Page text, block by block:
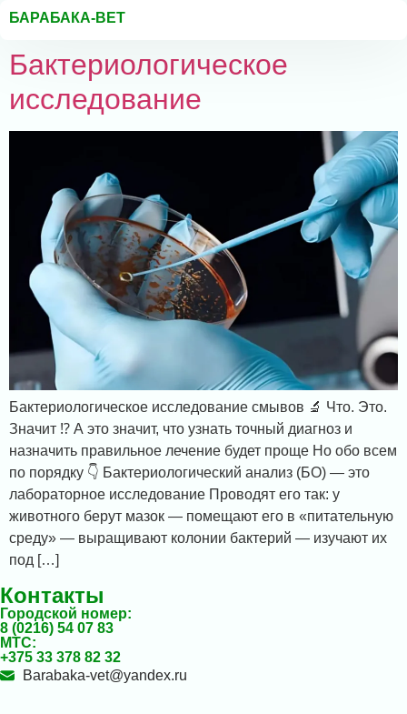
БАРАБАКА-ВЕТ
Бактериологическое
исследование
Бактериологическое исследование смывов 🔬 Что. Это.
Значит ⁉ А это значит, что узнать точный диагноз и
назначить правильное лечение будет проще Но обо всем
по порядку 👇 Бактериологический анализ (БО) — это
лабораторное исследование Проводят его так: у
животного берут мазок — помещают его в «питательную
среду» — выращивают колонии бактерий — изучают их
под […]
Контакты
Городской номер:
8 (0216) 54 07 83
МТС:
+375 33 378 82 32
Barabaka-vet@yandex.ru